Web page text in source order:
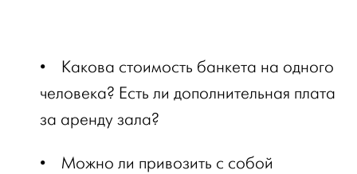
•
Какова стоимость банкета на одного
человека? Есть ли дополнительная плата
за аренду зала?
•
Можно ли привозить с собой